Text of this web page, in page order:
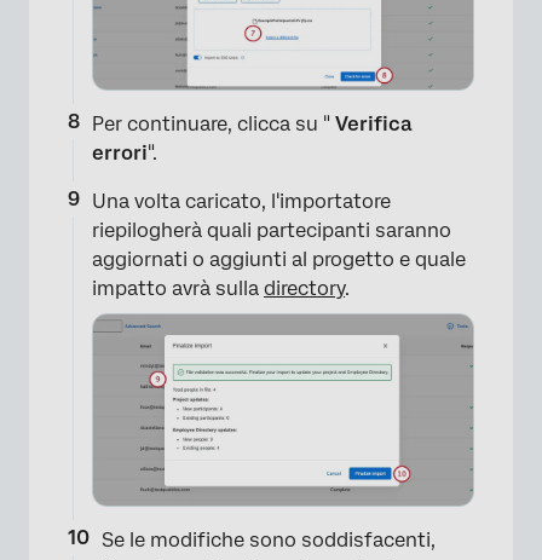
Per continuare, clicca su " Verifica
errori".
Una volta caricato, l'importatore
riepilogherà quali partecipanti saranno
aggiornati o aggiunti al progetto e quale
impatto avrà sulla directory.
Se le modifiche sono soddisfacenti,